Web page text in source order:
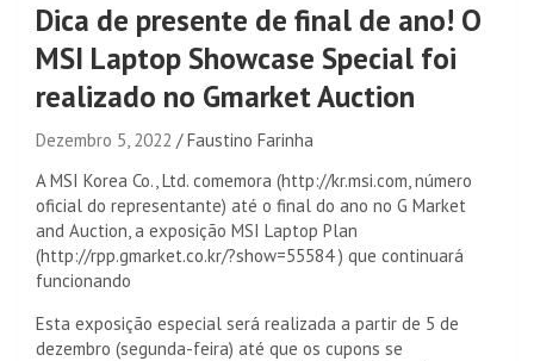
Dica de presente de final de ano! O
MSI Laptop Showcase Special foi
realizado no Gmarket Auction
Dezembro 5, 2022
Faustino Farinha
A MSI Korea Co., Ltd. comemora (http://kr.msi.com, número
oficial do representante) até o final do ano no G Market
and Auction, a exposição MSI Laptop Plan
(http://rpp.gmarket.co.kr/?show=55584 ) que continuará
funcionando
Esta exposição especial será realizada a partir de 5 de
dezembro (segunda-feira) até que os cupons se